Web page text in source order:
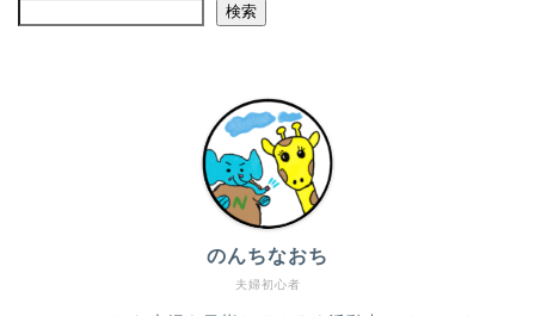
検索
夫婦初心者
のんちなおち